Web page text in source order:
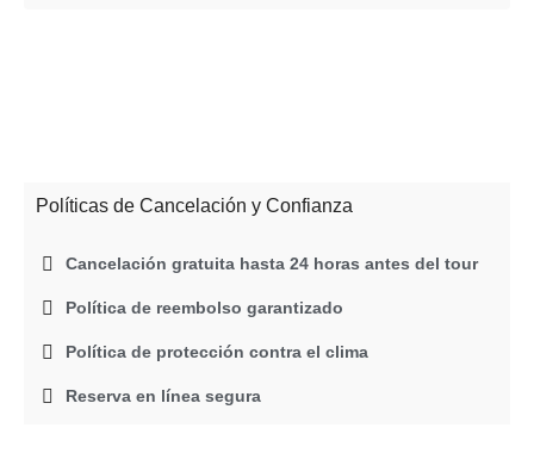
Políticas de Cancelación y Confianza
Cancelación gratuita hasta 24 horas antes del tour
Política de reembolso garantizado
Política de protección contra el clima
Reserva en línea segura